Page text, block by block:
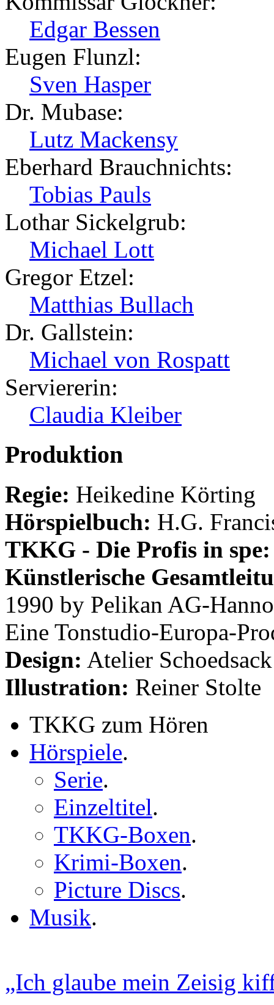
Edgar Bessen
Eugen Flunzl:
Sven Hasper
Dr. Mubase:
Lutz Mackensy
Eberhard Brauchnichts:
Tobias Pauls
Lothar Sickelgrub:
Michael Lott
Gregor Etzel:
Matthias Bullach
Dr. Gallstein:
Michael von Rospatt
Serviererin:
Claudia Kleiber
Produktion
Regie: Heikedine Körting
Hörspielbuch: H.G.
TKKG - Die Profis in spe:
Künstlerische
1990 by Pelikan AG-
Eine Tonstudio-Europa-
Design: Atelier Schoedsack
Illustration: Reiner Stolte
TKKG zum Hören
Hörspiele.
Serie.
Einzeltitel.
TKKG-Boxen.
Krimi-Boxen.
Picture Discs.
Musik.
„Ich glaube mein Zeisig